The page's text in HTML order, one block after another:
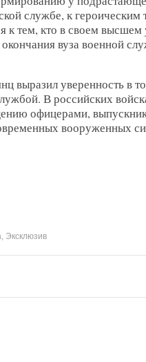
службе, к
к тем, кто в своем
вуза военной
выразил уверенность в
В российских
офицерами,
вооруженных
Эксклюзив